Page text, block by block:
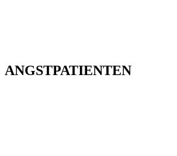
ANGSTPATIENTEN